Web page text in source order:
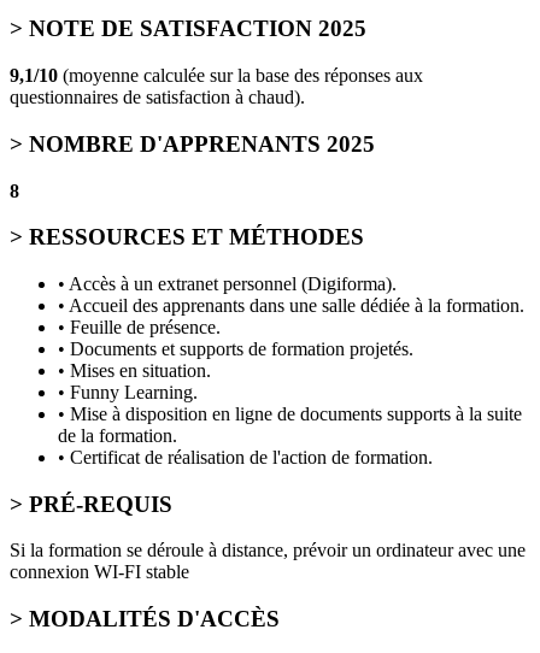
> NOTE DE SATISFACTION 2025
9,1/10 (moyenne calculée sur la base des réponses aux
questionnaires de satisfaction à chaud).
> NOMBRE D'APPRENANTS 2025
8
> RESSOURCES ET MÉTHODES
• Accès à un extranet personnel (Digiforma).
• Accueil des apprenants dans une salle dédiée à la formation.
• Feuille de présence.
• Documents et supports de formation projetés.
• Mises en situation.
• Funny Learning.
• Mise à disposition en ligne de documents supports à la suite
de la formation.
• Certificat de réalisation de l'action de formation.
> PRÉ-REQUIS
Si la formation se déroule à distance, prévoir un ordinateur avec une
connexion WI-FI stable
> MODALITÉS D'ACCÈS